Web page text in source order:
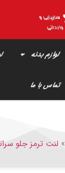
لوازم بدنه
تماس با ما
» لنت ترمز جلو